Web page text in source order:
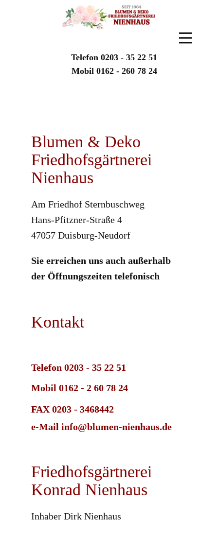
Telefon 0203 - 35 22 51
Mobil 0162 - 260 78 24
Blumen & Deko
Friedhofsgärtnerei
Nienhaus
Am Friedhof Sternbuschweg
Hans-Pfitzner-Straße 4
47057 Duisburg-Neudorf
Sie erreichen uns auch außerhalb
der Öffnungszeiten telefonisch
Kontakt
Telefon 0203 - 35 22 51
Mobil 0162 - 2 60 78 24
FAX 0203 - 3468442
e-Mail info@blumen-nienhaus.de
Friedhofsgärtnerei
Konrad Nienhaus
Inhaber Dirk Nienhaus